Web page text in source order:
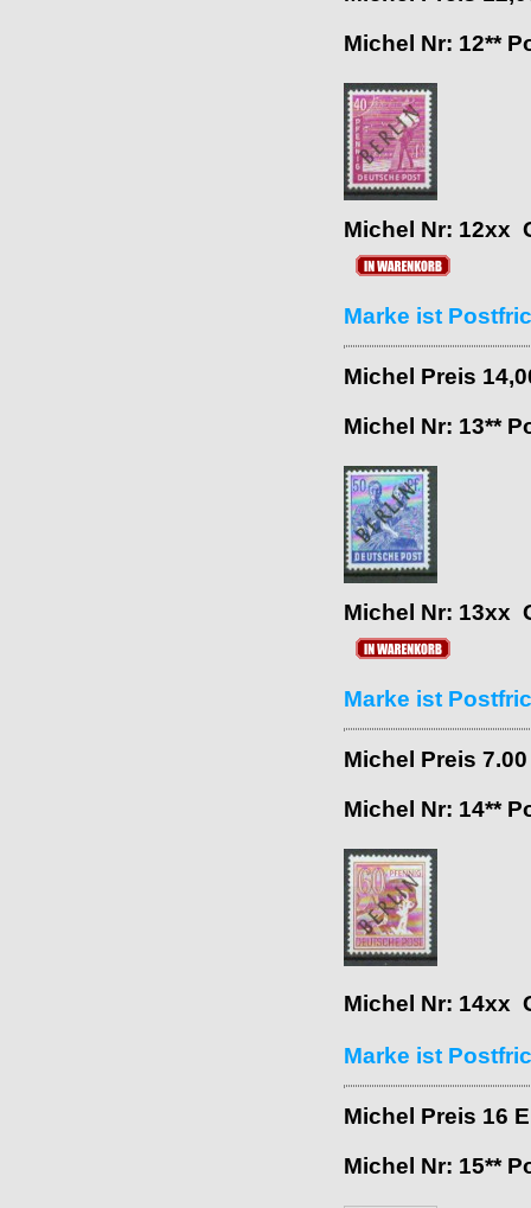
Michel Nr: 12**
Michel Nr: 12xx
Marke ist
Michel Preis
Michel Nr: 13**
Michel Nr: 13xx
Marke ist
Michel Preis
Michel Nr: 14**
Michel Nr: 14xx
Marke ist
Michel Preis 16
Michel Nr: 15**